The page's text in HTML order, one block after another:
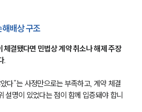
배상 구조
체결됐다면 민법상 계약 취소나 해제 주장
.
다”는 사정만으로는 부족하고, 계약 체결
설명이 있었다는 점이 함께 입증돼야 합니